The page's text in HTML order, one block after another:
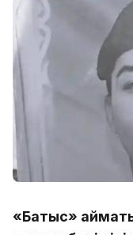
«Батыс»